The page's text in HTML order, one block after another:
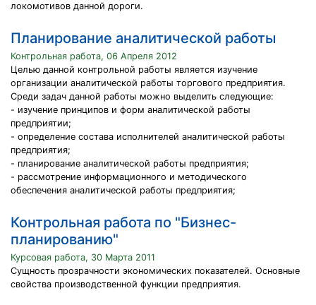
локомотивов данной дороги.
Планирование аналитической работы
Контрольная работа, 06 Апреля 2012
Целью данной контрольной работы является изучение
организации аналитической работы торгового предприятия.
Среди задач данной работы можно выделить следующие:
- изучение принципов и форм аналитической работы
предприятии;
- определение состава исполнителей аналитической работы
предприятия;
- планирование аналитической работы предприятия;
- рассмотрение информационного и методического
обеспечения аналитической работы предприятия;
Контрольная работа по "Бизнес-
планированию"
Курсовая работа, 30 Марта 2011
Сущность прозрачности экономических показателей. Основные
свойства производственной функции предприятия.